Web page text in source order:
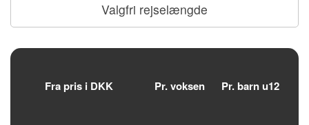
Valgfri rejselængde
Fra pris i DKK Pr. voksen Pr. barn u12 år